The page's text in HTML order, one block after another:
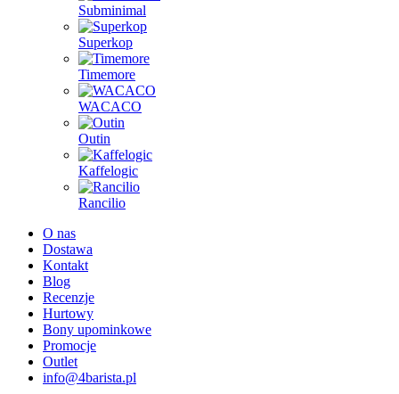
Subminimal
Superkop
Timemore
WACACO
Outin
Kaffelogic
Rancilio
O nas
Dostawa
Kontakt
Blog
Recenzje
Hurtowy
Bony upominkowe
Promocje
Outlet
info@4barista.pl